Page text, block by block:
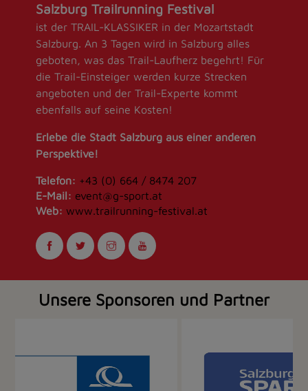
Salzburg Trailrunning Festival
ist der TRAIL-KLASSIKER in der Mozartstadt
Salzburg. An 3 Tagen wird in Salzburg alles
geboten, was das Trail-Laufherz begehrt! Für
die Trail-Einsteiger werden kurze Strecken
angeboten und der Trail-Experte kommt
ebenfalls auf seine Kosten!
Erlebe die Stadt Salzburg aus einer anderen
Perspektive!
Telefon: +43 (0) 664 / 8474 207
E-Mail: event@g-sport.at
Web: www.trailrunning-festival.at
Unsere Sponsoren und Partner